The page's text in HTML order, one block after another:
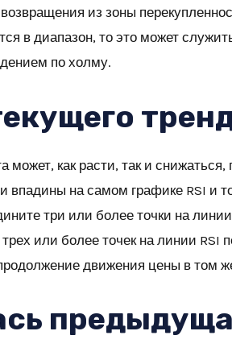
из зоны
в диапазон, то это может
по холму.
как расти, так и
впадины на самом графике RSI и
три или более точки на
или более точек на линии
движения цены в том